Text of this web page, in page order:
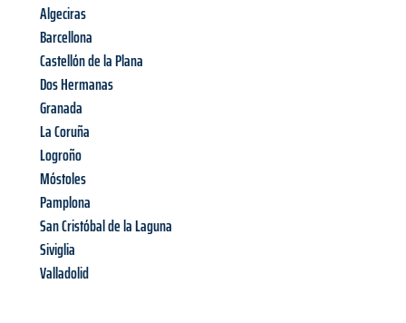
Algeciras
Barcellona
Castellón de la Plana
Dos Hermanas
Granada
La Coruña
Logroño
Móstoles
Pamplona
San Cristóbal de la Laguna
Siviglia
Valladolid